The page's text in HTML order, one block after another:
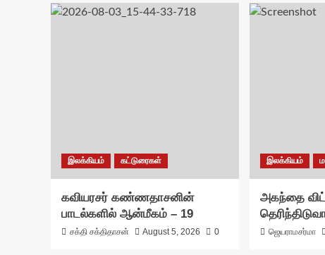
இலக்கியம் கட்டுரைகள்
கவியரசர் கண்ணதாசனின்
பாடல்களில் ஆன்மீகம் – 19
சக்தி சக்திதாசன் August 5, 2026 0
இலக்கியம்
அகந்தை
ஜெயராமசர்மா